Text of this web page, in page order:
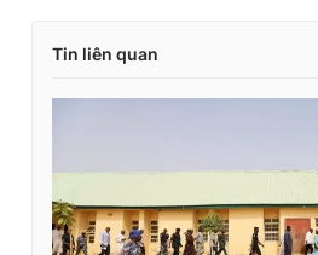
Tin liên quan